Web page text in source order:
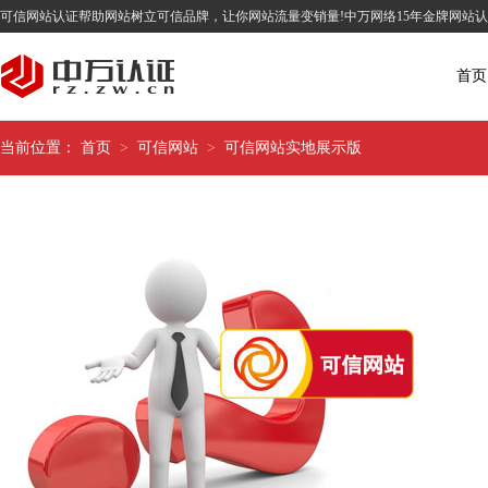
可信网站认证帮助网站树立可信品牌，让你网站流量变销量!中万网络15年金牌网站
首页
当前位置： 首页 > 可信网站 > 可信网站实地展示版